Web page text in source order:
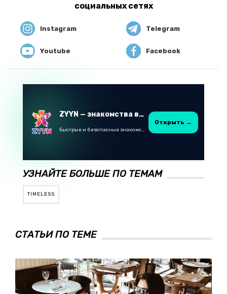
социальных сетях
Instagram Telegram
Youtube Facebook
ZYYN — знакомства в Казахстане
Быстрые и безопасные знакомства в Telegram
Открыть →
УЗНАЙТЕ БОЛЬШЕ ПО ТЕМАМ
TIMELESS
СТАТЬИ ПО ТЕМЕ